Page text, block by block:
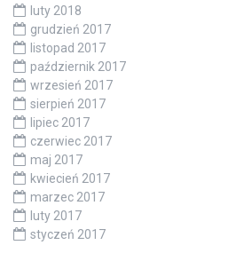
luty 2018
grudzień 2017
listopad 2017
październik 2017
wrzesień 2017
sierpień 2017
lipiec 2017
czerwiec 2017
maj 2017
kwiecień 2017
marzec 2017
luty 2017
styczeń 2017